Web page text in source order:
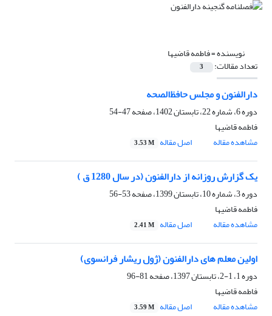
نویسنده =فاطمه قاضیها
تعداد مقالات: 3
دارالفنون و مجلس حافظ‌الصحه
دوره 6، شماره 22، تابستان 1402، صفحه
47-54
فاطمه قاضیها
مشاهده مقاله
اصل مقاله 3.53 M
یک گزارش روزانه از دارالفنون (در سال 1280 ق )
دوره 3، شماره 10، تابستان 1399، صفحه
53-56
فاطمه قاضیها
مشاهده مقاله
اصل مقاله 2.41 M
اولین معلم های دارالفنون (ژول ریشار فرانسوی)
دوره 1، 1-2، تابستان 1397، صفحه
81-96
فاطمه قاضیها
مشاهده مقاله
اصل مقاله 3.59 M